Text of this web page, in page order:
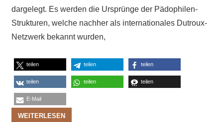
dargelegt. Es werden die Ursprünge der Pädophilen-
Strukturen, welche nachher als internationales Dutroux-
Netzwerk bekannt wurden,
teilen teilen teilen
teilen teilen teilen
E-Mail
WEITERLESEN